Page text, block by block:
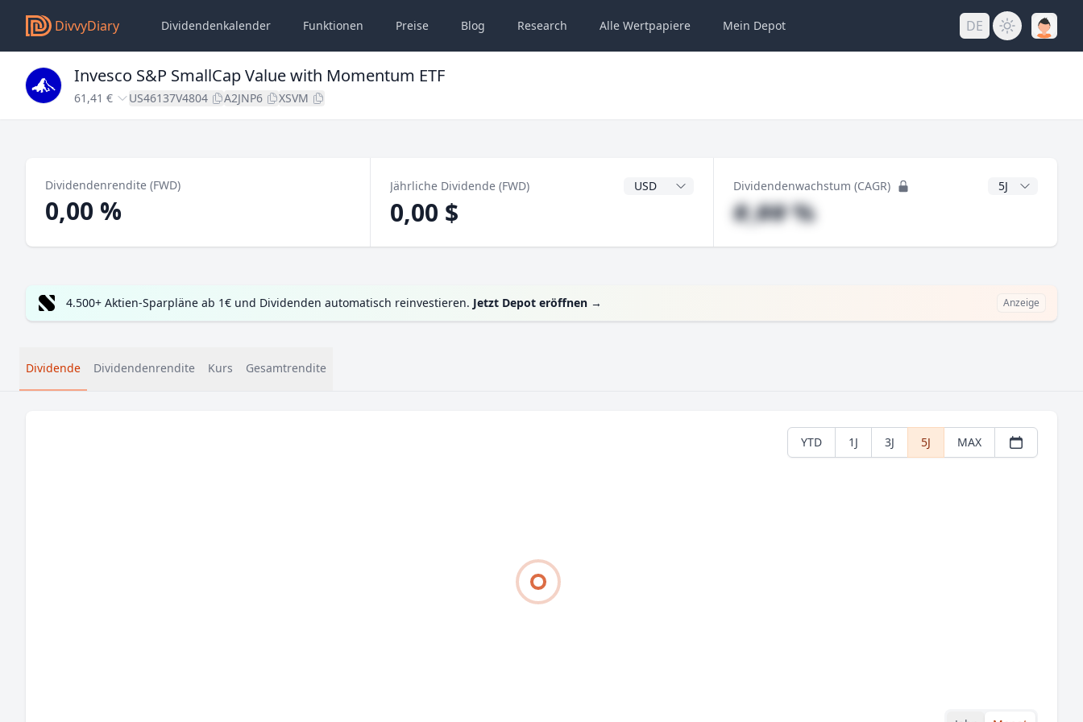
DivvyDiary Dividendenkalender Funktionen Preise Blog Research Alle Wertpapiere Mein Depot DE
Invesco S&P SmallCap Value with Momentum ETF
61,41 € US46137V4804 A2JNP6 XSVM
Dividendenrendite (FWD)
0,00 %
Jährliche Dividende (FWD) Dividendenwährung
0,00 $
Dividendenwachstum (CAGR) CAGR Jahre
#,## %
4.500+ Aktien-Sparpläne ab 1€ und Dividenden automatisch reinvestieren. Jetzt Depot eröffnen → Anzeige
Dividende Dividendenrendite Kurs Gesamtrendite
YTD 1J 3J 5J MAX